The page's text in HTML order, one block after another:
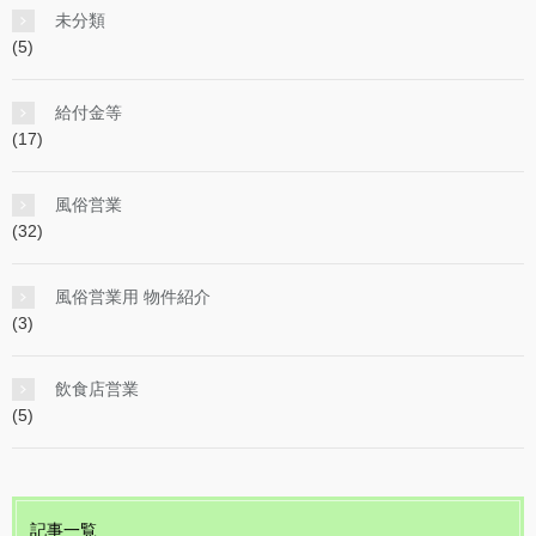
未分類
(5)
給付金等
(17)
風俗営業
(32)
風俗営業用 物件紹介
(3)
飲食店営業
(5)
記事一覧